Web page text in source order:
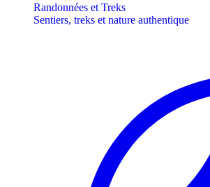
Randonnées et Treks
Sentiers, treks et nature authentique